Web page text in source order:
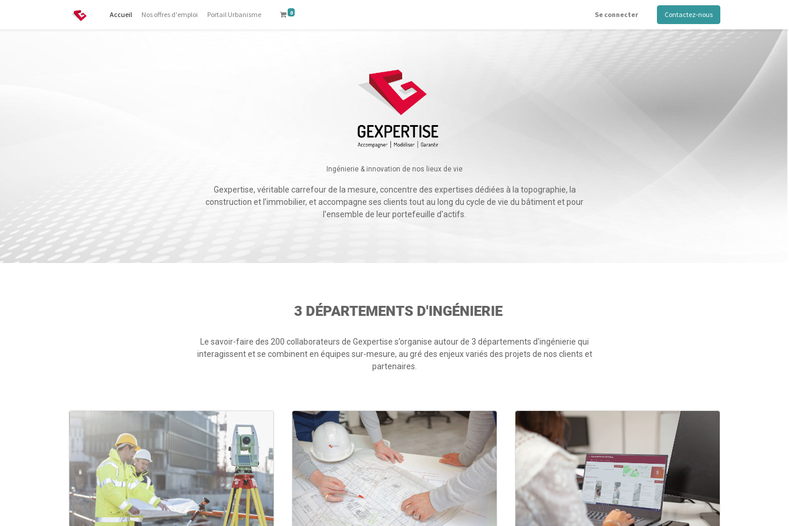
Accueil Nos offres d'emploi Portail Urbanisme 0 Se connecter Contactez-nous
Ingénierie & innovation de nos lieux de vie
Gexpertise, véritable carrefour de la mesure, concentre des expertises dédiées à la topographie, la
construction et l’immobilier, et accompagne ses clients tout au long du cycle de vie du bâtiment et pour
l'ensemble de leur portefeuille d'actifs.
3 DÉPARTEMENTS D'INGÉNIERIE
Le savoir-faire des 200 collaborateurs de Gexpertise s’organise autour de 3 départements d'ingénierie qui
interagissent et se combinent en équipes sur-mesure, au gré des enjeux variés des projets de nos clients et
partenaires.